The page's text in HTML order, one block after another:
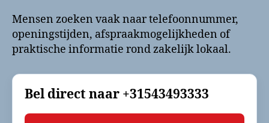
Mensen zoeken vaak naar telefoonnummer,
openingstijden, afspraakmogelijkheden of
praktische informatie rond zakelijk lokaal.
Bel direct naar +31543493333